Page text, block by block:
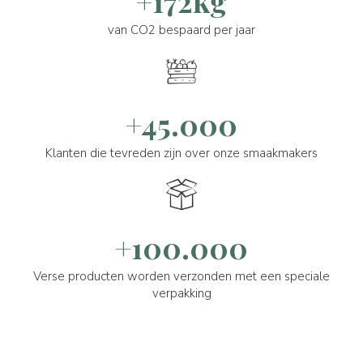
van CO2 bespaard per jaar
+45.000
Klanten die tevreden zijn over onze smaakmakers
+100.000
Verse producten worden verzonden met een speciale
verpakking